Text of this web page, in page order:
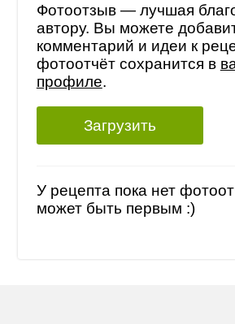
Фотоотзыв — лучшая
автору. Вы можете
комментарий и идеи к
фотоотчёт сохранится в
профиле.
Загрузить
У рецепта пока нет
может быть первым :)